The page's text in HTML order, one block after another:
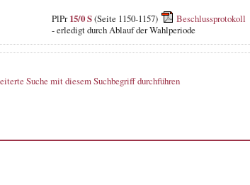
PlPr15/0 S(Seite 1150-1157)
Beschlussprotokoll
- erledigt durch Ablauf der Wahlperiode
Suche mit diesem Suchbegriff durchführen